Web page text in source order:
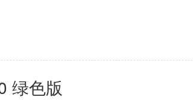
学习办公
绿色版